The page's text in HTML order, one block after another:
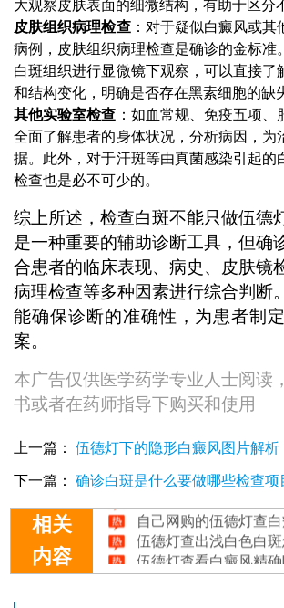
大观察皮肤表面的细微结构，有助于区分
皮肤组织病理检查：对于疑似白癜风或其
病例，皮肤组织病理检查是确诊的金标准
白斑组织进行显微镜下观察，可以直接了
和结构变化，明确是否存在黑素细胞的缺
其他实验室检查 ：如血常规、免疫五项、
全面了解患者的身体状况，分析病因，为
据。此外，对于汗斑等由真菌感染引起的
检查也是必不可少的。
综上所述，检查白斑不能只做伍德
是一种重要的辅助诊断工具，但确
合患者的临床表现、病史、皮肤镜
病理检查等多种因素进行综合判断
能确保诊断的准确性，为患者制
案。
本广告仅供医学药学专业人士阅读
书或者在药师指导下购买和使用
上一篇： 伍德灯下的隐形白癜风图片解析
下一篇： 确诊白斑是什么要做哪些检查项
相关
内容
皮肤镜和伍德灯查白癜
伍德灯查出浅白色白
伍德灯查看白癜风精